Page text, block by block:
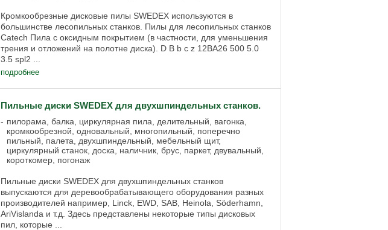
Кромкообрезные дисковые пилы SWEDEX используются в
большинстве лесопильных станков. Пилы для лесопильных станков
Catech Пила с оксидным покрытием (в частности, для уменьшения
трения и отложений на полотне диска). D B b c z 12BA26 500 5.0
3.5 spl2 ...
подробнее
Пильные диски SWEDEX для двухшпиндельных станков.
пилорама, балка, циркулярная пила, делительный, вагонка,
кромкообрезной, одновальный, многопильный, поперечно
пильный, палета, двухшпиндельный, мебельный щит,
циркулярный станок, доска, наличник, брус, паркет, двувальный,
короткомер, погонаж
Пильные диски SWEDEX для двухшпиндельных станков
выпускаются для деревообрабатывающего оборудования разных
производителей например, Linck, EWD, SAB, Heinola, Söderhamn,
AriVislanda и т.д. Здесь представлены некоторые типы дисковых
пил, которые ...